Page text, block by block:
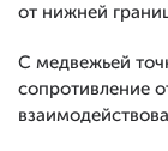
от нижней
С медвежьей
сопротивление